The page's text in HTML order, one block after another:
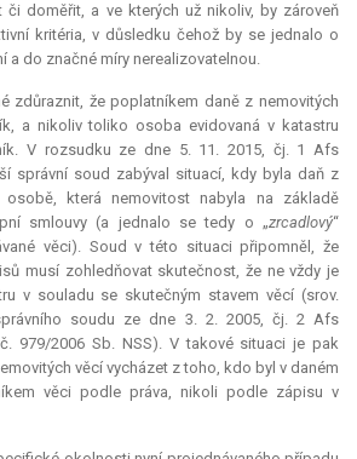
či doměřit, a ve kterých už nikoliv, by zároveň
kritéria, v důsledku čehož by se jednalo o
a do značné míry nerealizovatelnou.
zdůraznit, že poplatníkem daně z nemovitých
a nikoliv toliko osoba evidovaná v katastru
V rozsudku ze dne 5. 11. 2015, čj. 1 Afs
správní soud zabýval situací, kdy byla daň z
osobě, která nemovitost nabyla na základě
smlouvy (a jednalo se tedy o „zrcadlový“
věci). Soud v této situaci připomněl, že
musí zohledňovat skutečnost, že ne vždy je
v souladu se skutečným stavem věcí (srov.
soudu ze dne 3. 2. 2005, čj. 2 Afs
979/2006 Sb. NSS). V takové situaci je pak
věcí vycházet z toho, kdo byl v daném
věci podle práva, nikoli podle zápisu v